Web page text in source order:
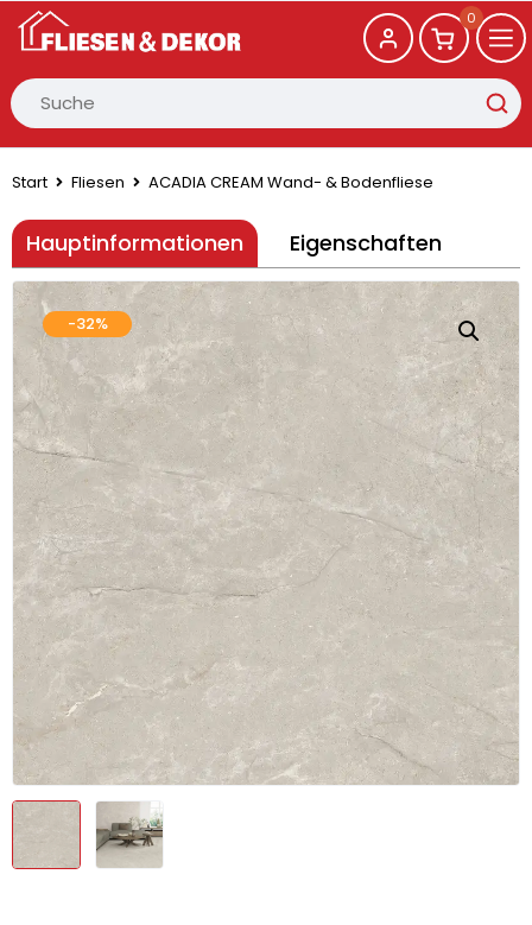
0
Start Fliesen ACADIA CREAM Wand- & Bodenfliese
Hauptinformationen Eigenschaften
-32%